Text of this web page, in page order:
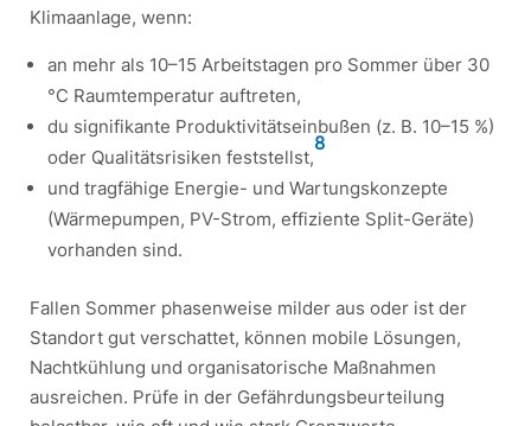
Klimaanlage, wenn:
an mehr als 10–15 Arbeitstagen pro Sommer über 30
°C Raumtemperatur auftreten,
du signifikante Produktivitätseinbußen (z. B. 10–15 %)
oder Qualitätsrisiken feststellst,
8
und tragfähige Energie- und Wartungskonzepte
(Wärmepumpen, PV-Strom, effiziente Split-Geräte)
vorhanden sind.
Fallen Sommer phasenweise milder aus oder ist der
Standort gut verschattet, können mobile Lösungen,
Nachtkühlung und organisatorische Maßnahmen
ausreichen. Prüfe in der Gefährdungsbeurteilung